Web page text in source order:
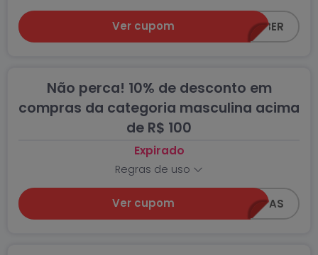
Ver cupom CEA-BELIEBER
Não perca! 10% de desconto em
compras da categoria masculina acima
de R$ 100
Expirado
Regras de uso
Ver cupom Z0618-MAS